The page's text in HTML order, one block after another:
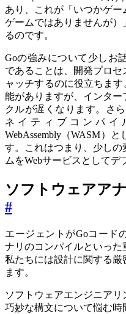
あり、これが「いつかゲ
ゲームではありませんが
るのです。
Goの強みについて少しお
であることは、開発プロ
ャッチするのに役立ちま
能がありますが、インター
クルが遅くなります。さ
ネイティブコンパイ
WebAssembly（WASM）
す。これはつまり、少し
ムをWebサービスとしてデ
ソフトウェアア
#
エージェントがGoコード
ナリのコンパイルといった
私たちには設計に関する
ます。
ソフトウェアエンジニア
巧妙な構文について悩む